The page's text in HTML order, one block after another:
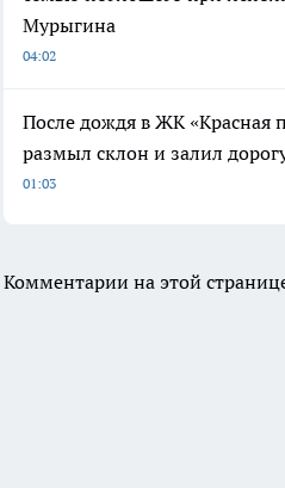
Мурыгина
04:02
После дождя в ЖК «Красная
размыл склон и залил
01:03
Комментарии на этой